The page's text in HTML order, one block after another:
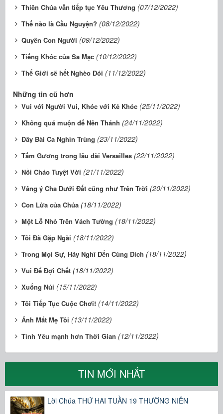
Thiên Chúa vẫn tiếp tục Yêu Thương (07/12/2022)
Thế nào là Cầu Nguyện? (08/12/2022)
Quyền Con Người (09/12/2022)
Tiếng Khóc của Sa Mạc (10/12/2022)
Thế Giới sẽ hết Nghèo Ðói (11/12/2022)
Những tin cũ hơn
Vui với Người Vui, Khóc với Kẻ Khóc (25/11/2022)
Không quá muộn để Nên Thánh (24/11/2022)
Ðây Bài Ca Nghìn Trùng (23/11/2022)
Tấm Gương trong lâu đài Versailles (22/11/2022)
Nồi Cháo Tuyệt Vời (21/11/2022)
Vâng ý Cha Dưới Ðất cũng như Trên Trời (20/11/2022)
Con Lừa của Chúa (18/11/2022)
Một Lỗ Nhỏ Trên Vách Tường (18/11/2022)
Tôi Ðã Gặp Ngài (18/11/2022)
Trong Mọi Sự, Hãy Nghĩ Ðến Cùng Ðích (18/11/2022)
Vui Ðể Ðợi Chết (18/11/2022)
Xuống Núi (15/11/2022)
Tôi Tiếp Tục Cuộc Chơi! (14/11/2022)
Ánh Mắt Mẹ Tôi (13/11/2022)
Tình Yêu mạnh hơn Thời Gian (12/11/2022)
TIN MỚI NHẤT
Lời Chúa THỨ HAI TUẦN 19 THƯỜNG NIÊN